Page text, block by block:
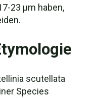
23 µm haben,
scutellata
Species